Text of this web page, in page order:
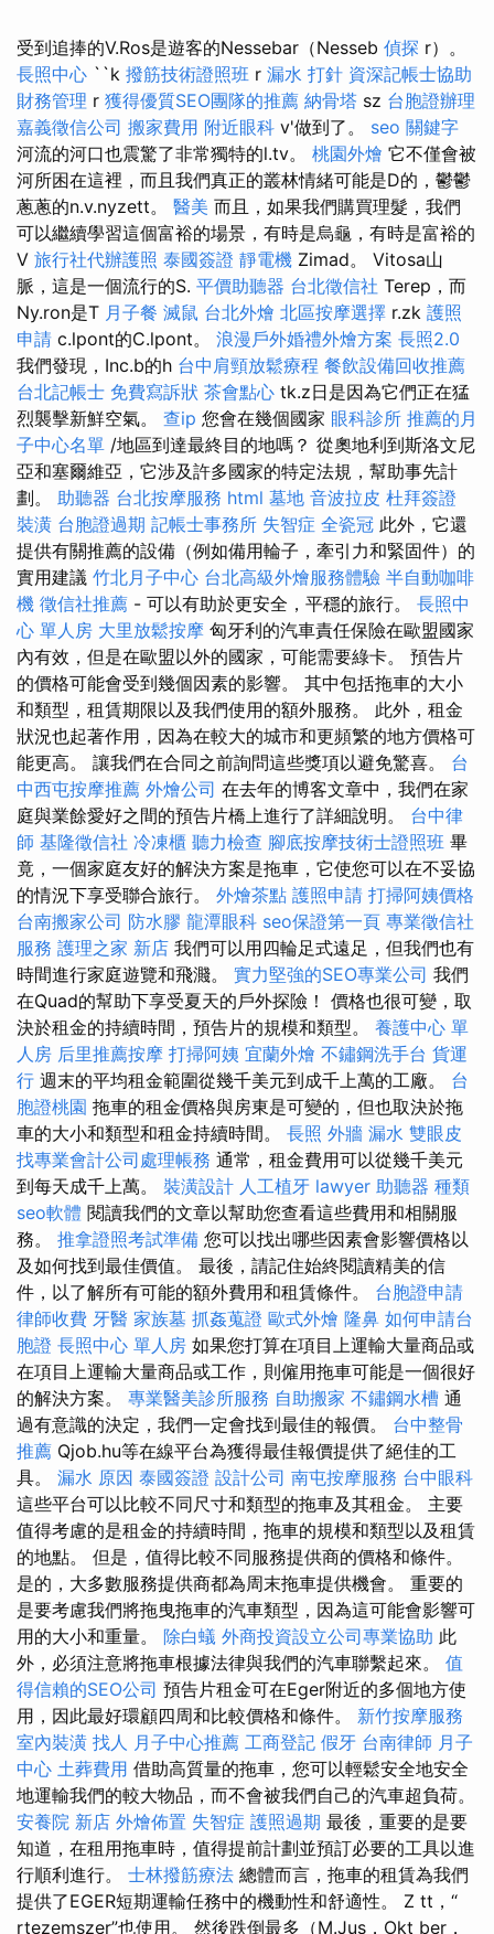
受到追捧的V.Ros是遊客的Nessebar（Nesseb 偵探 r）。
長照中心 ``k 撥筋技術證照班 r 漏水 打針 資深記帳士協助
財務管理 r 獲得優質SEO團隊的推薦 納骨塔 sz 台胞證辦理
嘉義徵信公司 搬家費用 附近眼科 v'做到了。 seo 關鍵字
河流的河口也震驚了非常獨特的l.tv。 桃園外燴 它不僅會被
河所困在這裡，而且我們真正的叢林情緒可能是D的，鬱鬱
蔥蔥的n.v.nyzett。 醫美 而且，如果我們購買理髮，我們
可以繼續學習這個富裕的場景，有時是烏龜，有時是富裕的
V 旅行社代辦護照 泰國簽證 靜電機 Zimad。 Vitosa山
脈，這是一個流行的S. 平價助聽器 台北徵信社 Terep，而
Ny.ron是T 月子餐 滅鼠 台北外燴 北區按摩選擇 r.zk 護照
申請 c.lpont的C.lpont。 浪漫戶外婚禮外燴方案 長照2.0
我們發現，Inc.b的h 台中肩頸放鬆療程 餐飲設備回收推薦
台北記帳士 免費寫訴狀 茶會點心 tk.z日是因為它們正在猛
烈襲擊新鮮空氣。 查ip 您會在幾個國家 眼科診所 推薦的月
子中心名單 /地區到達最終目的地嗎？ 從奧地利到斯洛文尼
亞和塞爾維亞，它涉及許多國家的特定法規，幫助事先計
劃。 助聽器 台北按摩服務 html 墓地 音波拉皮 杜拜簽證
裝潢 台胞證過期 記帳士事務所 失智症 全瓷冠 此外，它還
提供有關推薦的設備（例如備用輪子，牽引力和緊固件）的
實用建議 竹北月子中心 台北高級外燴服務體驗 半自動咖啡
機 徵信社推薦 - 可以有助於更安全，平穩的旅行。 長照中
心 單人房 大里放鬆按摩 匈牙利的汽車責任保險在歐盟國家
內有效，但是在歐盟以外的國家，可能需要綠卡。 預告片
的價格可能會受到幾個因素的影響。 其中包括拖車的大小
和類型，租賃期限以及我們使用的額外服務。 此外，租金
狀況也起著作用，因為在較大的城市和更頻繁的地方價格可
能更高。 讓我們在合同之前詢問這些獎項以避免驚喜。 台
中西屯按摩推薦 外燴公司 在去年的博客文章中，我們在家
庭與業餘愛好之間的預告片橋上進行了詳細說明。 台中律
師 基隆徵信社 冷凍櫃 聽力檢查 腳底按摩技術士證照班 畢
竟，一個家庭友好的解決方案是拖車，它使您可以在不妥協
的情況下享受聯合旅行。 外燴茶點 護照申請 打掃阿姨價格
台南搬家公司 防水膠 龍潭眼科 seo保證第一頁 專業徵信社
服務 護理之家 新店 我們可以用四輪足式遠足，但我們也有
時間進行家庭遊覽和飛濺。 實力堅強的SEO專業公司 我們
在Quad的幫助下享受夏天的戶外探險！ 價格也很可變，取
決於租金的持續時間，預告片的規模和類型。 養護中心 單
人房 后里推薦按摩 打掃阿姨 宜蘭外燴 不鏽鋼洗手台 貨運
行 週末的平均租金範圍從幾千美元到成千上萬的工廠。 台
胞證桃園 拖車的租金價格與房東是可變的，但也取決於拖
車的大小和類型和租金持續時間。 長照 外牆 漏水 雙眼皮
找專業會計公司處理帳務 通常，租金費用可以從幾千美元
到每天成千上萬。 裝潢設計 人工植牙 lawyer 助聽器 種類
seo軟體 閱讀我們的文章以幫助您查看這些費用和相關服
務。 推拿證照考試準備 您可以找出哪些因素會影響價格以
及如何找到最佳價值。 最後，請記住始終閱讀精美的信
件，以了解所有可能的額外費用和租賃條件。 台胞證申請
律師收費 牙醫 家族墓 抓姦蒐證 歐式外燴 隆鼻 如何申請台
胞證 長照中心 單人房 如果您打算在項目上運輸大量商品或
在項目上運輸大量商品或工作，則僱用拖車可能是一個很好
的解決方案。 專業醫美診所服務 自助搬家 不鏽鋼水槽 通
過有意識的決定，我們一定會找到最佳的報價。 台中整骨
推薦 Qjob.hu等在線平台為獲得最佳報價提供了絕佳的工
具。 漏水 原因 泰國簽證 設計公司 南屯按摩服務 台中眼科
這些平台可以比較不同尺寸和類型的拖車及其租金。 主要
值得考慮的是租金的持續時間，拖車的規模和類型以及租賃
的地點。 但是，值得比較不同服務提供商的價格和條件。
是的，大多數服務提供商都為周末拖車提供機會。 重要的
是要考慮我們將拖曳拖車的汽車類型，因為這可能會影響可
用的大小和重量。 除白蟻 外商投資設立公司專業協助 此
外，必須注意將拖車根據法律與我們的汽車聯繫起來。 值
得信賴的SEO公司 預告片租金可在Eger附近的多個地方使
用，因此最好環顧四周和比較價格和條件。 新竹按摩服務
室內裝潢 找人 月子中心推薦 工商登記 假牙 台南律師 月子
中心 土葬費用 借助高質量的拖車，您可以輕鬆安全地安全
地運輸我們的較大物品，而不會被我們自己的汽車超負荷。
安養院 新店 外燴佈置 失智症 護照過期 最後，重要的是要
知道，在租用拖車時，值得提前計劃並預訂必要的工具以進
行順利進行。 士林撥筋療法 總體而言，拖車的租賃為我們
提供了EGER短期運輸任務中的機動性和舒適性。 Z tt，“
rtezemszer”也使用。 然後跌倒最多（M.Jus，Okt ber，